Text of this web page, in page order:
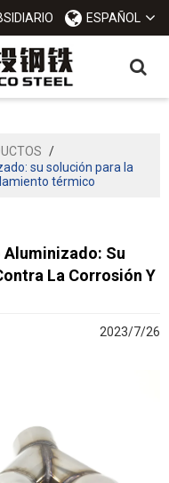
ESPAÑOL
/
su solución para la
térmico
Aluminizado: Su
La Corrosión Y
2023/7/26